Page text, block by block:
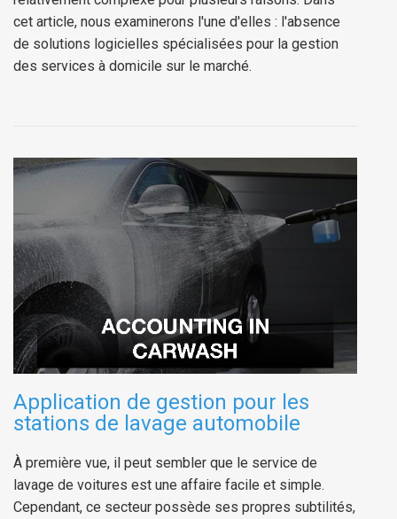
cet article, nous examinerons l'une d'elles : l'absence
de solutions logicielles spécialisées pour la gestion
des services à domicile sur le marché.
Application de gestion pour les
stations de lavage automobile
À première vue, il peut sembler que le service de
lavage de voitures est une affaire facile et simple.
Cependant, ce secteur possède ses propres subtilités,